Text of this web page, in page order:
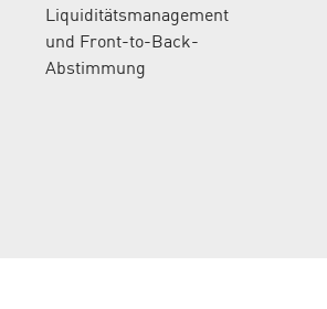
Liquiditätsmanagement
und Front-to-Back-
Abstimmung